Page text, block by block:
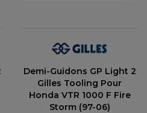
Demi-Guidons GP Light 2
Gilles Tooling Pour
Honda VTR 1000 F Fire
Storm (97-06)